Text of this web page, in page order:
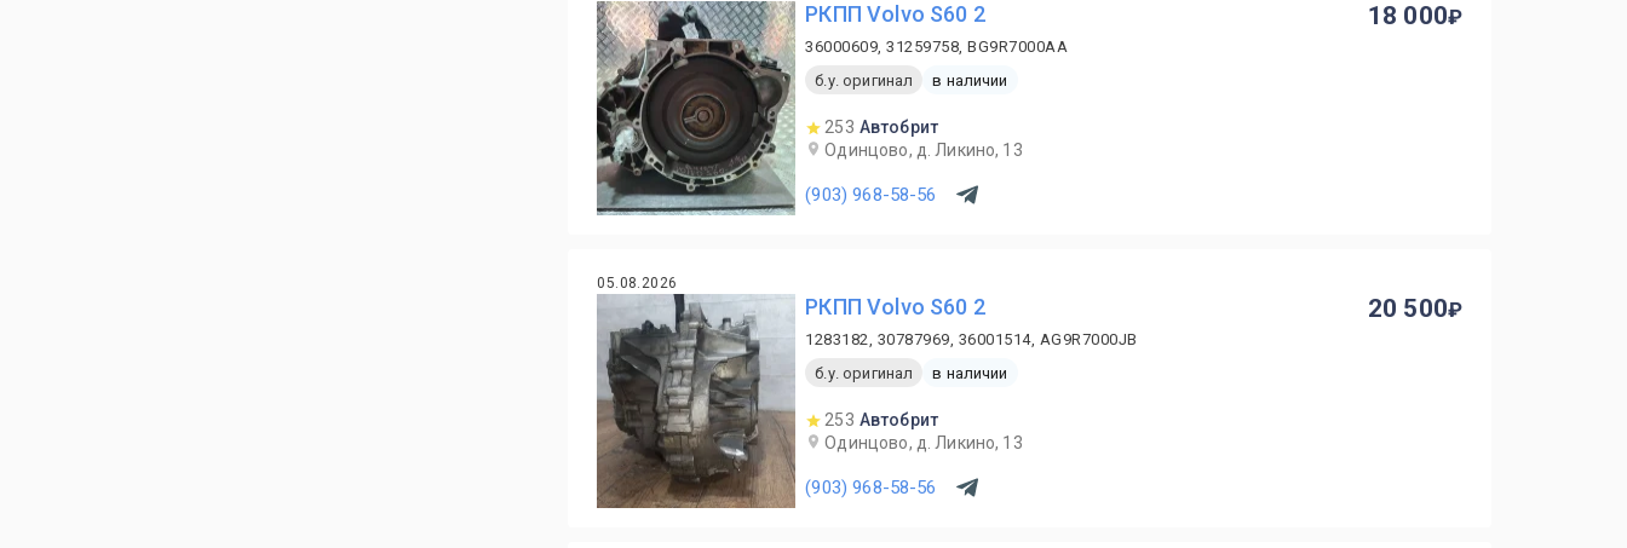
PКПП Volvo S60 2
36000609, 31259758, BG9R7000AA
б.у. оригинал
в наличии
253 Автобрит
Одинцово, д. Ликино, 13
(903) 968-58-56
18 000
05.08.2026
PКПП Volvo S60 2
1283182, 30787969, 36001514, AG9R7000JB
б.у. оригинал
в наличии
253 Автобрит
Одинцово, д. Ликино, 13
(903) 968-58-56
20 500